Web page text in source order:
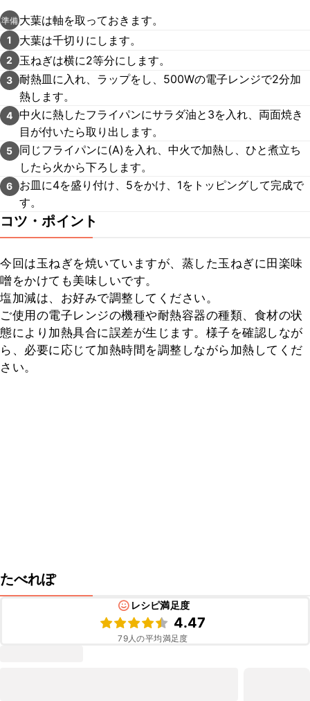
準備 大葉は軸を取っておきます。
1 大葉は千切りにします。
2 玉ねぎは横に2等分にします。
3 耐熱皿に入れ、ラップをし、500Wの電子レンジで2分加
熱します。
4 中火に熱したフライパンにサラダ油と3を入れ、両面焼き
目が付いたら取り出します。
5
同じフライパンに(A)を入れ、中火で加熱し、ひと煮立ち
したら火から下ろします。
6
お皿に4を盛り付け、5をかけ、1をトッピングして完成で
す。
コツ・ポイント
今回は玉ねぎを焼いていますが、蒸した玉ねぎに田楽味
噌をかけても美味しいです。
塩加減は、お好みで調整してください。
ご使用の電子レンジの機種や耐熱容器の種類、食材の状
態により加熱具合に誤差が生じます。様子を確認しなが
ら、必要に応じて加熱時間を調整しながら加熱してくだ
さい。
たべれぽ
レシピ満足度
4.47
79人の平均満足度